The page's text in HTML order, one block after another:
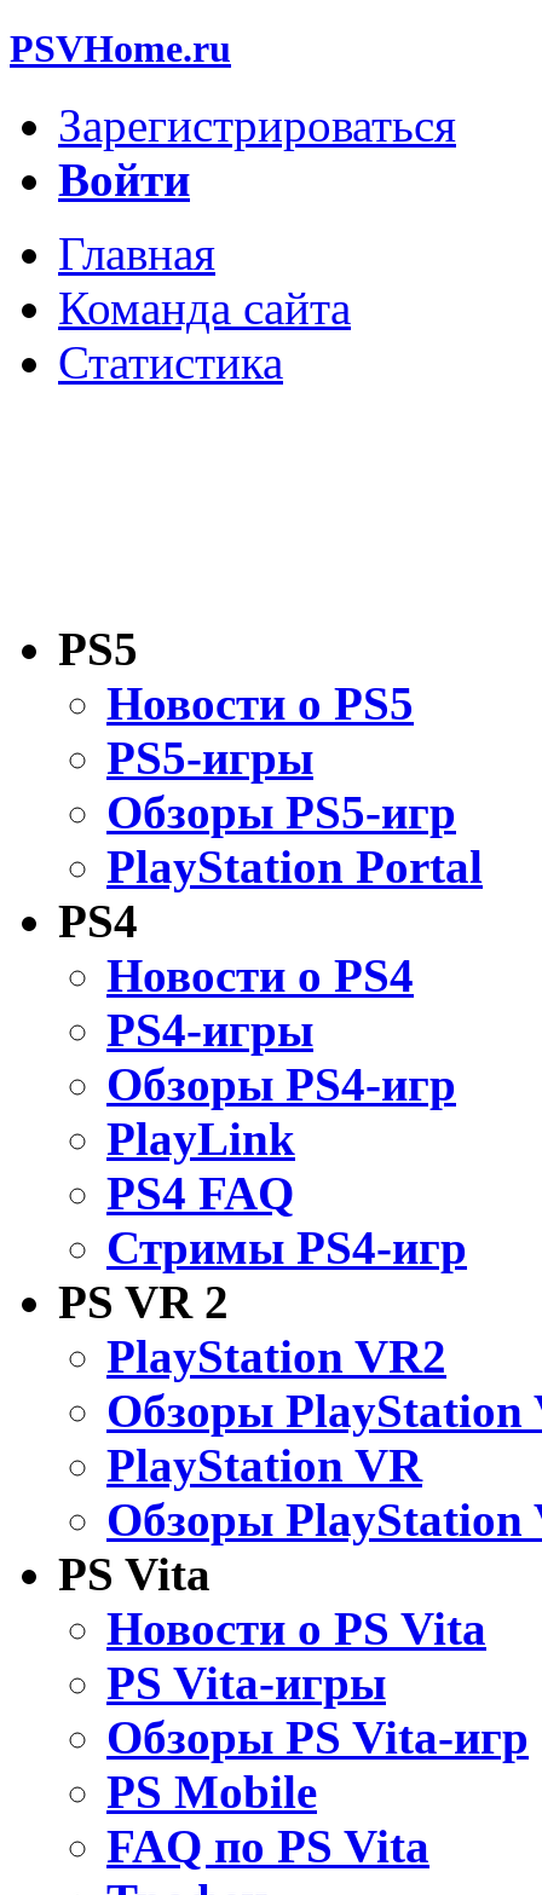
PSVHome.ru
Зарегистрироваться
Войти
Главная
Команда сайта
Статистика
PS5
Новости о PS5
PS5-игры
Обзоры PS5-игр
PlayStation Portal
PS4
Новости о PS4
PS4-игры
Обзоры PS4-игр
PlayLink
PS4 FAQ
Стримы PS4-игр
PS VR 2
PlayStation VR2
Обзоры PlayStation
PlayStation VR
Обзоры PlayStation
PS Vita
Новости о PS Vita
PS Vita-игры
Обзоры PS Vita-игр
PS Mobile
FAQ по PS Vita